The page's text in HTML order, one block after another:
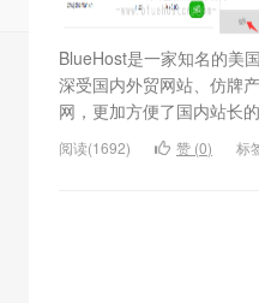
BlueHost是一家知名的美
深受国内外贸网站、仿牌
网，更加方便了国内站长
阅读(1692) 赞 (0) 标